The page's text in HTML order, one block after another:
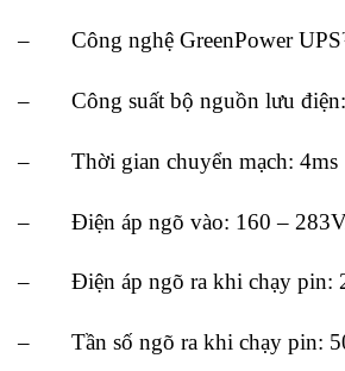
– Công nghệ GreenPower
– Công suất bộ nguồn lưu
– Thời gian chuyển mạch: 4ms
– Điện áp ngõ vào: 160 –
– Điện áp ngõ ra khi chạy pin:
– Tần số ngõ ra khi chạy pin: